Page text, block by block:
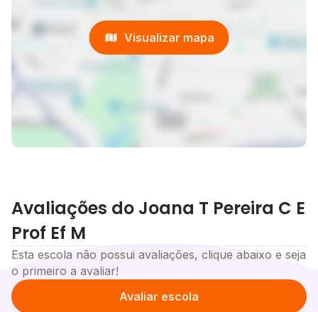
Visualizar mapa
Avaliações do Joana T Pereira C E
Prof Ef M
Esta escola não possui avaliações, clique abaixo e seja
o primeiro a avaliar!
Avaliar escola